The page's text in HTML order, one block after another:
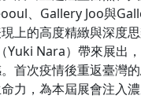
、Gallery Joo與
上的高度精緻與深度
Nara）帶來展出
首次疫情後重返臺
力，為本屆展會注入濃